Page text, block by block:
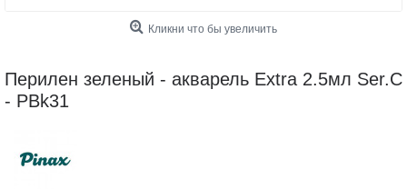
Кликни что бы увеличить
Перилен зеленый - акварель Extra 2.5мл Ser.C
- PBk31